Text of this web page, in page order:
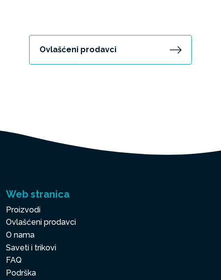
Ovlašćeni prodavci
Web stranica
Proizvodi
Ovlašćeni prodavci
O nama
Saveti i trikovi
FAQ
Podrška